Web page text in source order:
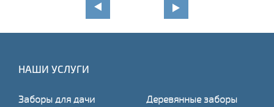
НАШИ УСЛУГИ
Заборы для дачи
Деревянные заборы